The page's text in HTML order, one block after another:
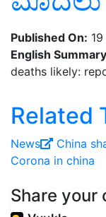
Published On:
English
deaths likely:
Related
News China
Corona in china
Share your